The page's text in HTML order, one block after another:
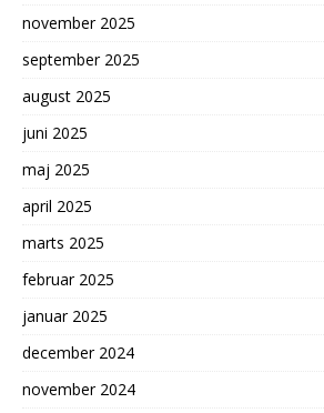
november 2025
september 2025
august 2025
juni 2025
maj 2025
april 2025
marts 2025
februar 2025
januar 2025
december 2024
november 2024